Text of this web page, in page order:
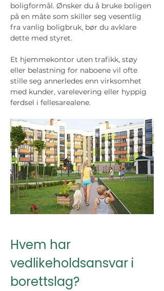
boligformål. Ønsker du å bruke boligen
på en måte som skiller seg vesentlig
fra vanlig boligbruk, bør du avklare
dette med styret.
Et hjemmekontor uten trafikk, støy
eller belastning for naboene vil ofte
stille seg annerledes enn virksomhet
med kunder, varelevering eller hyppig
ferdsel i fellesarealene.
Hvem har
vedlikeholdsansvar i
borettslag?